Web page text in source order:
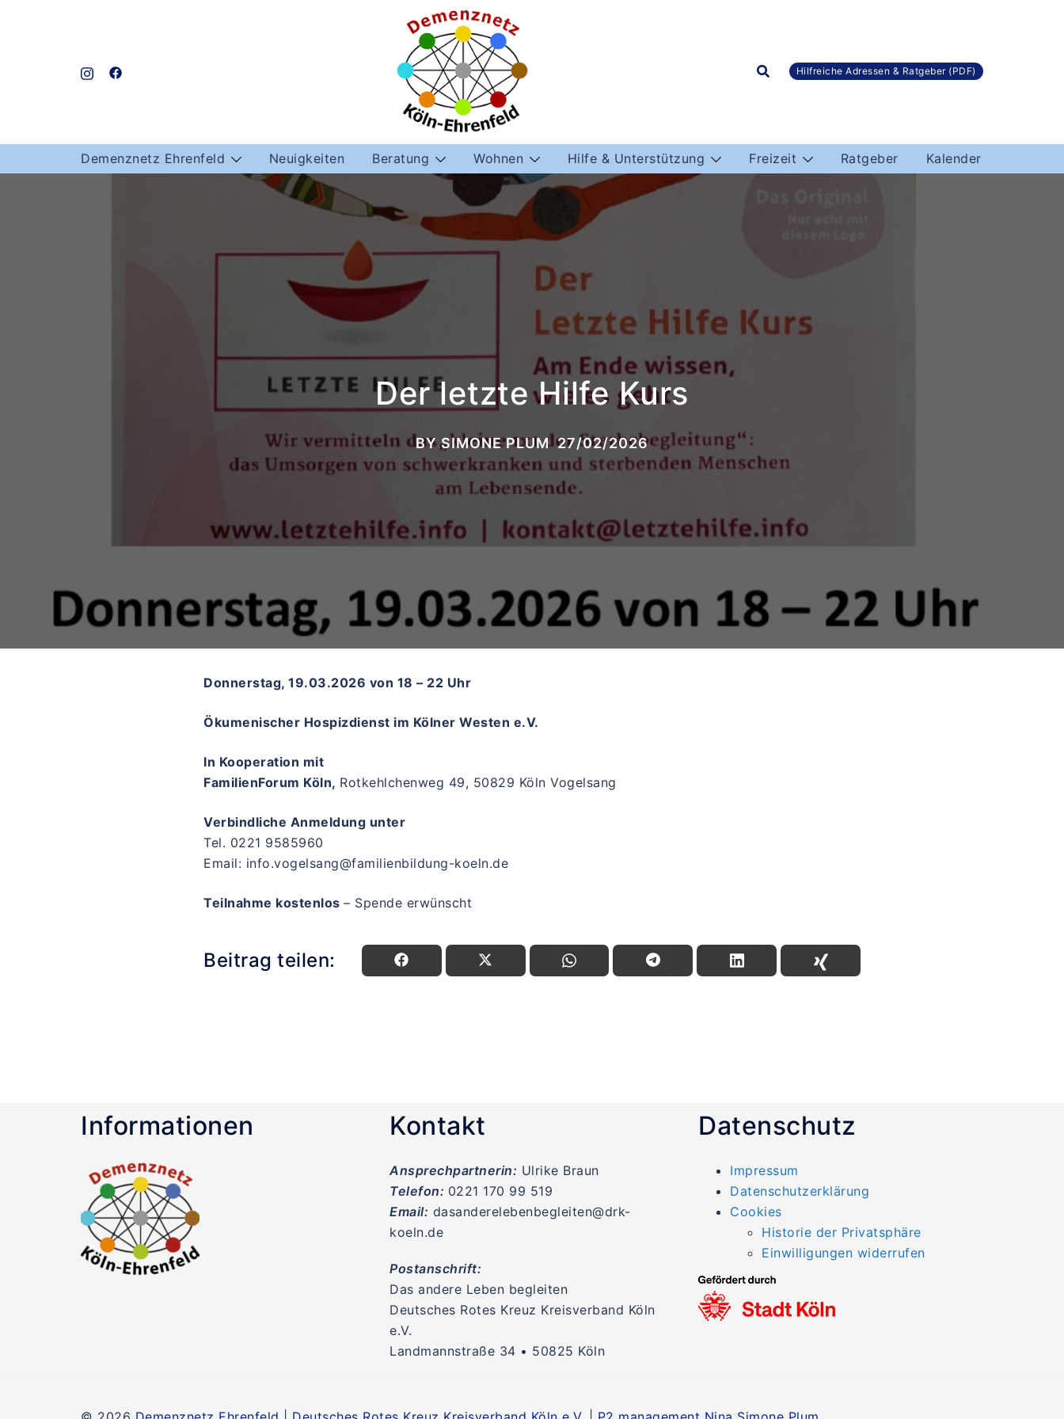
Hilfreiche Adressen & Ratgeber (PDF)
Demenznetz Ehrenfeld Neuigkeiten Beratung Wohnen Hilfe & Unterstützung Freizeit Ratgeber Kalender
Der letzte Hilfe Kurs
BYSIMONE PLUM 27/02/2026
Donnerstag, 19.03.2026 von 18 – 22 Uhr
Ökumenischer Hospizdienst im Kölner Westen e.V.
In Kooperation mit
FamilienForum Köln, Rotkehlchenweg 49, 50829 Köln Vogelsang
Verbindliche Anmeldung unter
Tel. 0221 9585960
Email: info.vogelsang@familienbildung-koeln.de
Teilnahme kostenlos – Spende erwünscht
Beitrag teilen:
Informationen Kontakt
Ansprechpartnerin: Ulrike Braun
Telefon: 0221 170 99 519
Email: dasanderelebenbegleiten@drk-
koeln.de
Postanschrift:
Das andere Leben begleiten
Deutsches Rotes Kreuz Kreisverband Köln
e.V.
Landmannstraße 34 • 50825 Köln
Datenschutz
Impressum
Datenschutzerklärung
Cookies
Historie der Privatsphäre
Einwilligungen widerrufen